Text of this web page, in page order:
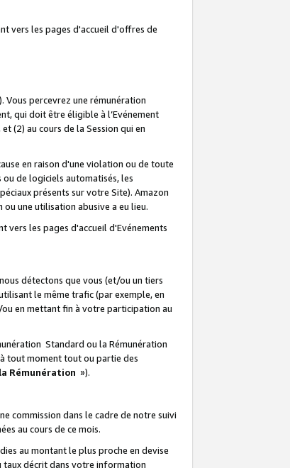
vers les pages d'accueil d'offres de
Vous percevrez une rémunération
qui doit être éligible à l’Evénement
(2) au cours de la Session qui en
en raison d'une violation ou de toute
de logiciels automatisés, les
présents sur votre Site). Amazon
une utilisation abusive a eu lieu.
vers les pages d'accueil d'Evénements
détectons que vous (et/ou un tiers
le même trafic (par exemple, en
en mettant fin à votre participation au
Standard ou la Rémunération
tout moment tout ou partie des
Rémunération »).
commission dans le cadre de notre suivi
au cours de ce mois.
au montant le plus proche en devise
taux décrit dans votre information